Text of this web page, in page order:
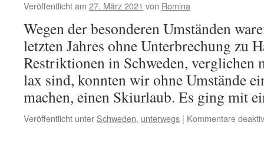
Veröffentlicht am 27. März 2021 von Romina
Wegen der besonderen Umständen
letzten Jahres ohne Unterbrechung zu
Restriktionen in Schweden, verglichen
lax sind, konnten wir ohne Umstände
machen, einen Skiurlaub. Es ging mit
Veröffentlicht unter Schweden, unterwegs | Kommentare